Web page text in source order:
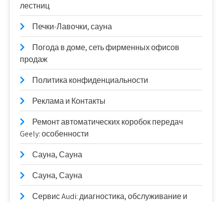
лестниц
Печки-Лавочки, сауна
Погода в доме, сеть фирменных офисов
продаж
Политика конфиденциальности
Реклама и Контакты
Ремонт автоматических коробок передач
Geely: особенности
Сауна, Сауна
Сауна, Сауна
Сервис Audi: диагностика, обслуживание и